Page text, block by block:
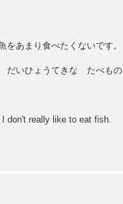
あまり食べたくないです。
いひょうてきな たべ
don't really like to eat fish.